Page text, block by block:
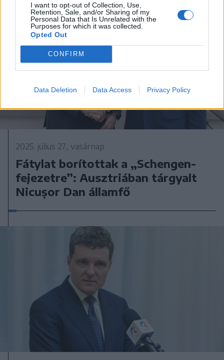
I want to opt-out of Collection, Use,
Retention, Sale, and/or Sharing of my
Personal Data that Is Unrelated with the
Purposes for which it was collected.
Opted Out
CONFIRM
Data Deletion Data Access Privacy Policy
2025. július 27., vasárnap
Fátylat borítottak a „Schengen-
fejezetre”: Ausztriában tárgyalt
Nicușor Dan államfő